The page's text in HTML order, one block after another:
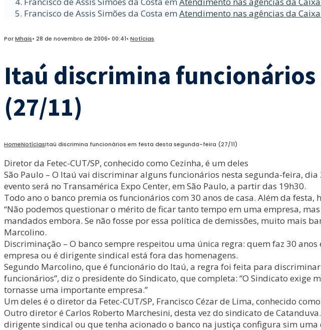
Francisco de Assis Simões da Costa em Atendimento nas agências da
PorMhais• 28 de novembro de 2006• 00:41• Notícias
Itaú discrimina funcionários
(27/11)
HomeNotíciasItaú discrimina funcionários em festa desta segunda-feira (27/11)
Diretor da Fetec-CUT/SP, conhecido como Cezinha, é um deles
São Paulo – O Itaú vai discriminar alguns funcionários nesta segunda-feira,
evento será no Transamérica Expo Center, em São Paulo, a partir das 19h30.
Todo ano o banco premia os funcionários com 30 anos de casa. Além da
“Não podemos questionar o mérito de ficar tanto tempo em uma empresa,
mandados embora. Se não fosse por essa política de demissões, muito mais
Marcolino.
Discriminação – O banco sempre respeitou uma única regra: quem faz 30
empresa ou é dirigente sindical está fora das homenagens.
Segundo Marcolino, que é funcionário do Itaú, a regra foi feita para
funcionários”, diz o presidente do Sindicato, que completa: “O Sindicato
tornasse uma importante empresa.”
Um deles é o diretor da Fetec-CUT/SP, Francisco Cézar de Lima, conhecido
Outro diretor é Carlos Roberto Marchesini, desta vez do sindicato de
dirigente sindical ou que tenha acionado o banco na justiça configura sim